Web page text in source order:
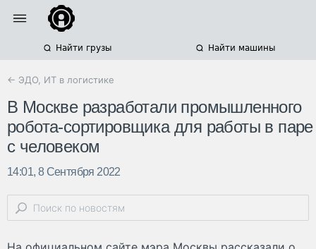
Найти грузы Найти машины
← ЭДО, ИТ в логистике
В Москве разработали промышленного
робота-сортировщика для работы в паре
с человеком
14:01, 8 Сентября 2022